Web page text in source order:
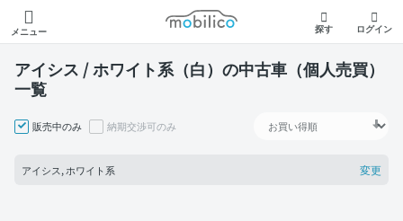
メニュー
モビリコ
探す ログイン
アイシス / ホワイト系（白）の中古車（個人売買）
一覧
販売中のみ 納期交渉可のみ
アイシス, ホワイト系 変更